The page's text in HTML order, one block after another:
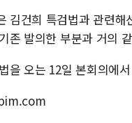
김건희 특검법과 관련
존 발의한 부분과 거의
을 오는 12일 본회의에